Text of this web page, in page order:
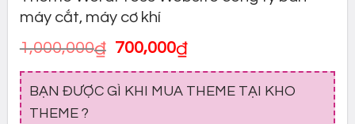
máy cắt, máy cơ khí
1,000,000₫ Giá
là:
1,000,000₫.
700,000₫Giá
là:
BẠN ĐƯỢC GÌ KHI MUA THEME TẠI KHO
THEME ?